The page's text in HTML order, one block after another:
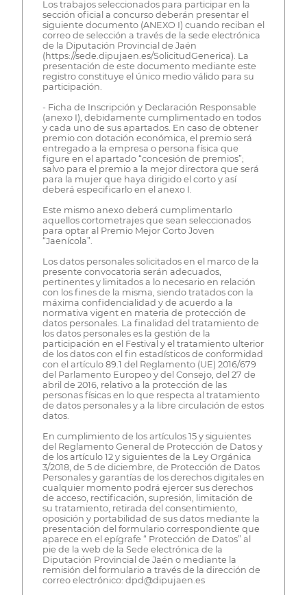
Los trabajos seleccionados para participar en la
sección oficial a concurso deberán presentar el
siguiente documento (ANEXO I) cuando reciban el
correo de selección a través de la sede electrónica
de la Diputación Provincial de Jaén
(https://sede.dipujaen.es/SolicitudGenerica). La
presentación de este documento mediante este
registro constituye el único medio válido para su
participación.
- Ficha de Inscripción y Declaración Responsable
(anexo I), debidamente cumplimentado en todos
y cada uno de sus apartados. En caso de obtener
premio con dotación económica, el premio será
entregado a la empresa o persona física que
figure en el apartado “concesión de premios”;
salvo para el premio a la mejor directora que será
para la mujer que haya dirigido el corto y así
deberá especificarlo en el anexo I.
Este mismo anexo deberá cumplimentarlo
aquellos cortometrajes que sean seleccionados
para optar al Premio Mejor Corto Joven
“Jaenícola”.
Los datos personales solicitados en el marco de la
presente convocatoria serán adecuados,
pertinentes y limitados a lo necesario en relación
con los fines de la misma, siendo tratados con la
máxima confidencialidad y de acuerdo a la
normativa vigent en materia de protección de
datos personales. La finalidad del tratamiento de
los datos personales es la gestión de la
participación en el Festival y el tratamiento ulterior
de los datos con el fin estadísticos de conformidad
con el artículo 89.1 del Reglamento (UE) 2016/679
del Parlamento Europeo y del Consejo, del 27 de
abril de 2016, relativo a la protección de las
personas físicas en lo que respecta al tratamiento
de datos personales y a la libre circulación de estos
datos.
En cumplimiento de los artículos 15 y siguientes
del Reglamento General de Protección de Datos y
de los artículo 12 y siguientes de la Ley Orgánica
3/2018, de 5 de diciembre, de Protección de Datos
Personales y garantías de los derechos digitales en
cualquier momento podrá ejercer sus derechos
de acceso, rectificación, supresión, limitación de
su tratamiento, retirada del consentimiento,
oposición y portabilidad de sus datos mediante la
presentación del formulario correspondiente que
aparece en el epígrafe “ Protección de Datos” al
pie de la web de la Sede electrónica de la
Diputación Provincial de Jaén o mediante la
remisión del formulario a través de la dirección de
correo electrónico: dpd@dipujaen.es